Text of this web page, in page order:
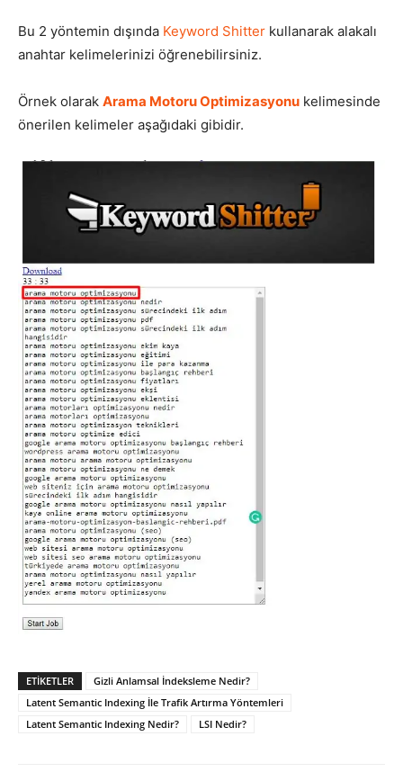
Bu 2 yöntemin dışında Keyword Shitter kullanarak alakalı
anahtar kelimelerinizi öğrenebilirsiniz.
Örnek olarak Arama Motoru Optimizasyonu kelimesinde
önerilen kelimeler aşağıdaki gibidir.
ETIKETLER
Gizli Anlamsal İndeksleme Nedir?
Latent Semantic Indexing İle Trafik Artırma Yöntemleri
Latent Semantic Indexing Nedir?
LSI Nedir?